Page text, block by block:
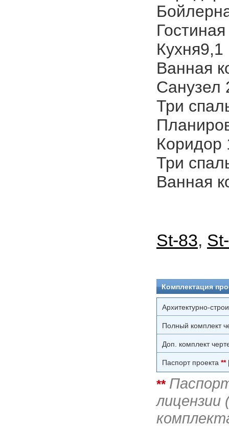
Ванная
Санузел
Три
Коридор
Три
Ванная
St-83,
Комплектация
Архитектурно-
Полный комплект
Доп. комплект
Паспорт проекта **
**
лицензии